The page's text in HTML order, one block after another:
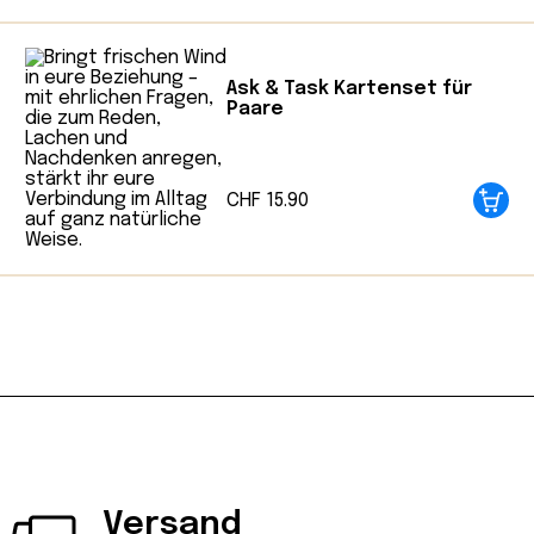
Expert:innen wie Psycholog:innen,
Coach:innen oder Hebammen entstanden.
Dabei steht Finimi für Tiefe statt Smalltalk,
Echtheit statt Perfektion und Nachhaltigkeit
statt Schnelllebigkeit. Produziert wird
innerhalb der EU auf FSC-zertifiziertem Papier
und mit kompostierbaren Materialien, zu
Ask & Task Kartenset für
Paare
CHF 15.90
Versand